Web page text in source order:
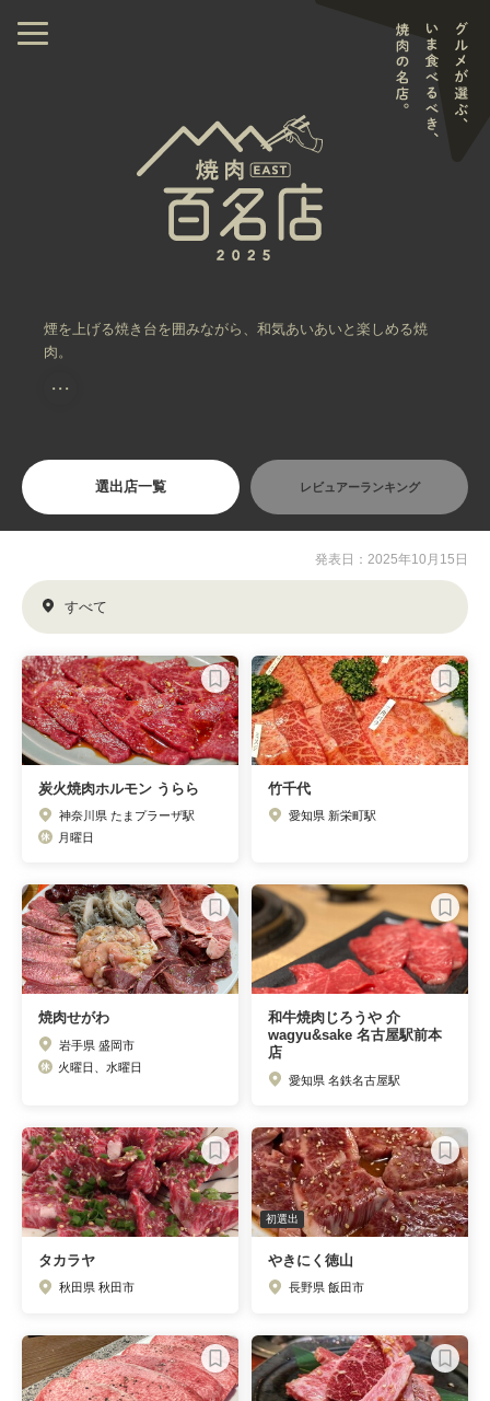
煙を上げる焼き台を囲みながら、和気あいあいと楽しめる焼
肉。
・・・
選出店一覧 レビュアーランキング
発表日：2025年10月15日
すべて
炭火焼肉ホルモン うらら
神奈川県 たまプラーザ駅
月曜日
竹千代
愛知県 新栄町駅
焼肉せがわ
岩手県 盛岡市
火曜日、水曜日
和牛焼肉じろうや 介
wagyu&sake 名古屋駅前本
店
愛知県 名鉄名古屋駅
タカラヤ
秋田県 秋田市
初選出
やきにく徳山
長野県 飯田市